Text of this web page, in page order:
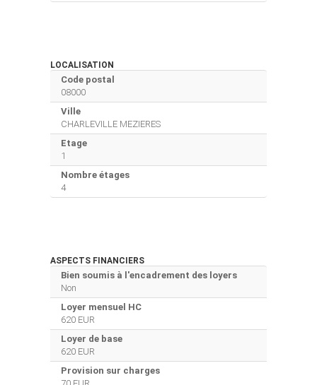
LOCALISATION
Code postal
08000
Ville
CHARLEVILLE MEZIERES
Etage
1
Nombre étages
4
ASPECTS FINANCIERS
Bien soumis à l'encadrement des loyers
Non
Loyer mensuel HC
620 EUR
Loyer de base
620 EUR
Provision sur charges
70 EUR